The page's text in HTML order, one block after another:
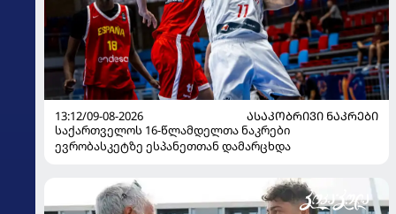
13:12/09-08-2026
ᲐᲡᲐᲙᲝᲑᲠᲘᲕᲘ ᲜᲐᲙᲠᲔᲑᲘ
საქართველოს 16-წლამდელთა ნაკრები
ევრობასკეტზე ესპანეთთან დამარცხდა